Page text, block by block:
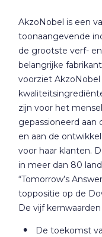
AkzoNobel is een
toonaangevende
de grootste verf-
belangrijke
voorziet
zijn voor het
gepassioneerd aan
en aan de
voor haar klanten.
in meer dan 80
“Tomorrow’s
toppositie op de
De vijf kernwaarden
De toekomst